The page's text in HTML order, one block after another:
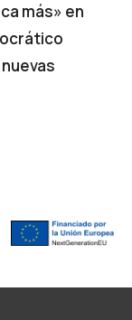
más» en